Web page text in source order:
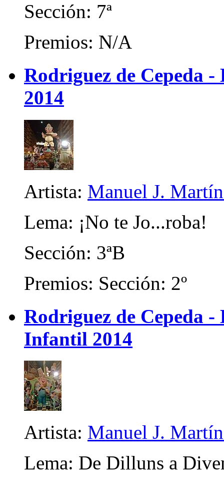
Sección: 7ª
Premios: N/A
Rodriguez de Cepeda
2014
Artista: Manuel J.
Lema: ¡No te Jo...roba!
Sección: 3ªB
Premios: Sección: 2º
Rodriguez de Cepeda
Infantil 2014
Artista: Manuel J.
Lema: De Dilluns a